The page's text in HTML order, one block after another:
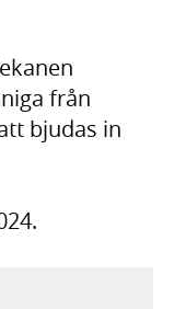
från
bjudas in